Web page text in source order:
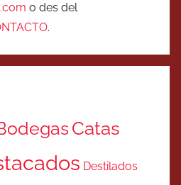
o des del
.
Catas
Destilados